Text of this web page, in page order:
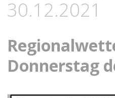
30.12.2021
Donnerstag